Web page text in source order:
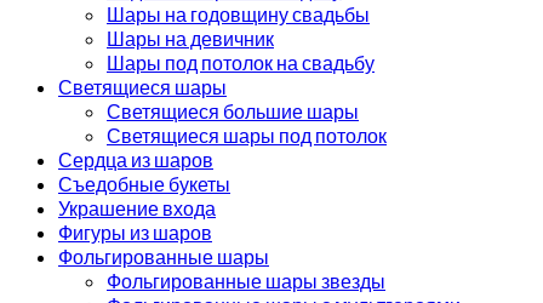
Шары на годовщину свадьбы
Шары на девичник
Шары под потолок на свадьбу
Светящиеся шары
Светящиеся большие шары
Светящиеся шары под потолок
Сердца из шаров
Съедобные букеты
Украшение входа
Фигуры из шаров
Фольгированные шары
Фольгированные шары звезды